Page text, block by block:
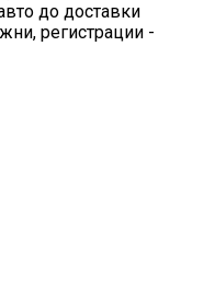
до доставки
регистрации -